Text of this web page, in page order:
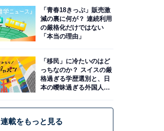
「青春18きっぷ」販売激
減の裏に何が？ 連続利用
の厳格化だけではない
「本当の理由」
「移民」に冷たいのはど
っちなのか？ スイスの厳
格過ぎる学歴選別と、日
本の曖昧過ぎる外国人政
連載をもっと見る